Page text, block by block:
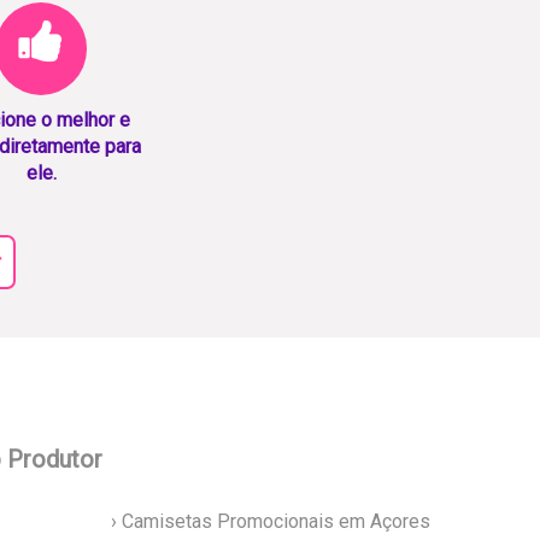
o melhor e
para
ele.
Produtor
› Camisetas Promocionais em Açores